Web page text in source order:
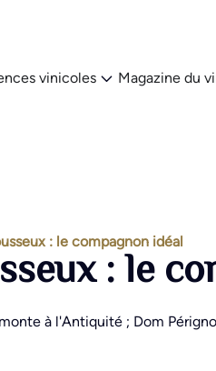
vinicoles Magazine du
: le compagnon idéal
: le
à l'Antiquité ; Dom